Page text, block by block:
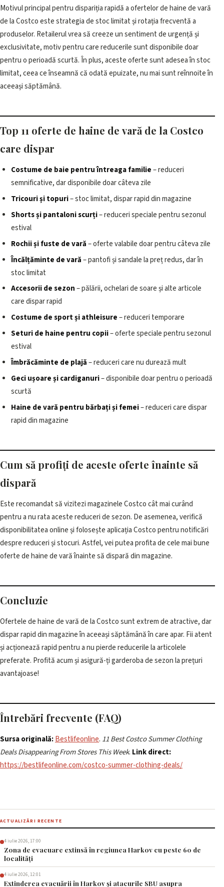
Motivul principal pentru dispariția rapidă a ofertelor de haine de vară
de la Costco este strategia de stoc limitat și rotația frecventă a
produselor. Retailerul vrea să creeze un sentiment de urgență și
exclusivitate, motiv pentru care reducerile sunt disponibile doar
pentru o perioadă scurtă. În plus, aceste oferte sunt adesea în stoc
limitat, ceea ce înseamnă că odată epuizate, nu mai sunt reînnoite în
aceeași săptămână.
Top 11 oferte de haine de vară de la Costco
care dispar
Costume de baie pentru întreaga familie– reduceri
semnificative, dar disponibile doar câteva zile
Tricouri și topuri– stoc limitat, dispar rapid din magazine
Shorts și pantaloni scurți– reduceri speciale pentru sezonul
estival
Rochii și fuste de vară– oferte valabile doar pentru câteva zile
Încălțăminte de vară– pantofi și sandale la preț redus, dar în
stoc limitat
Accesorii de sezon– pălării, ochelari de soare și alte articole
care dispar rapid
Costume de sport și athleisure– reduceri temporare
Seturi de haine pentru copii– oferte speciale pentru sezonul
estival
Îmbrăcăminte de plajă– reduceri care nu durează mult
Geci ușoare și cardiganuri– disponibile doar pentru o perioadă
scurtă
Haine de vară pentru bărbați și femei– reduceri care dispar
rapid din magazine
Cum să profiți de aceste oferte înainte să
dispară
Este recomandat să vizitezi magazinele Costco cât mai curând
pentru a nu rata aceste reduceri de sezon. De asemenea, verifică
disponibilitatea online și folosește aplicația Costco pentru notificări
despre reduceri și stocuri. Astfel, vei putea profita de cele mai bune
oferte de haine de vară înainte să dispară din magazine.
Concluzie
Ofertele de haine de vară de la Costco sunt extrem de atractive, dar
dispar rapid din magazine în aceeași săptămână în care apar. Fii atent
și acționează rapid pentru a nu pierde reducerile la articolele
preferate. Profită acum și asigură-ți garderoba de sezon la prețuri
avantajoase!
Întrebări frecvente (FAQ)
Sursa originală:Bestlifeonline. 11 Best Costco Summer Clothing
Deals Disappearing From Stores This Week. Link direct:
https://bestlifeonline.com/costco-summer-clothing-deals/
ACTUALIZĂRI RECENTE
4 iulie 2026, 17:00
Zona de evacuare extinsă în regiunea Harkov cu peste 60 de
localități
4 iulie 2026, 12:01
Extinderea evacuării în Harkov și atacurile SBU asupra